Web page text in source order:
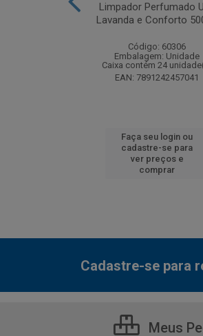
Limpador Perfumado
Lavanda e Conforto
Código: 60306
Embalagem: Unidade
Caixa contém 24
EAN: 7891242457041
Faça seu login ou
cadastre-se para
ver preços e
comprar
Cadastre-se para
Meus